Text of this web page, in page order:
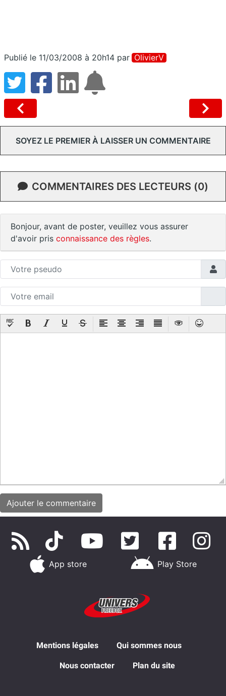
Publié le 11/03/2008 à 20h14 par OlivierV
SOYEZ LE PREMIER À LAISSER UN COMMENTAIRE
COMMENTAIRES DES LECTEURS (0)
Bonjour, avant de poster, veuillez vous assurer
d'avoir pris connaissance des règles.
App store Play Store
Mentions légales Qui sommes nous
Nous contacter Plan du site